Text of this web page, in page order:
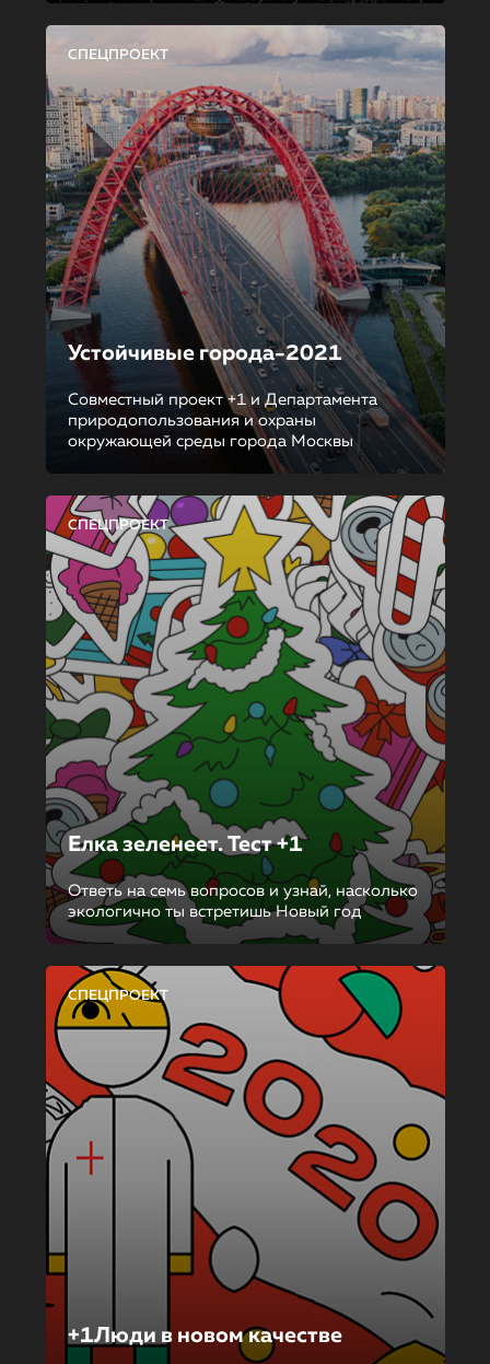
СПЕЦПРОЕКТ
Устойчивые города-2021
Совместный проект +1 и Департамента
природопользования и охраны
окружающей среды города Москвы
СПЕЦПРОЕКТ
Елка зеленеет. Тест +1
Ответь на семь вопросов и узнай, насколько
экологично ты встретишь Новый год
СПЕЦПРОЕКТ
+1Люди в новом качестве